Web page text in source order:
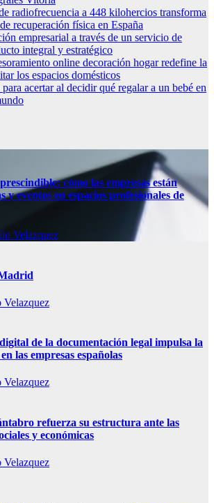
radiofrecuencia a 448 kilohercios transforma
recuperación física en España
empresarial a través de un servicio de
integral y estratégico
online decoración hogar redefine la
los espacios domésticos
acertar al decidir qué regalar a un bebé en
cómo las empresas están
y eventos en espacios profesionales de
Velazquez
de la documentación legal impulsa la
las empresas españolas
refuerza su estructura ante las
y económicas